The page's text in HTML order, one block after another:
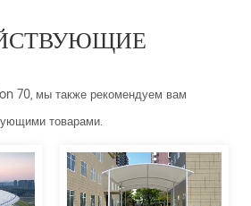
70, мы также рекомендуем вам
товарами.